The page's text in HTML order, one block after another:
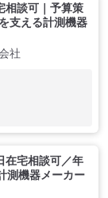
相談可｜予算策
支える計測機器
社
在宅相談可／年
測機器メーカー